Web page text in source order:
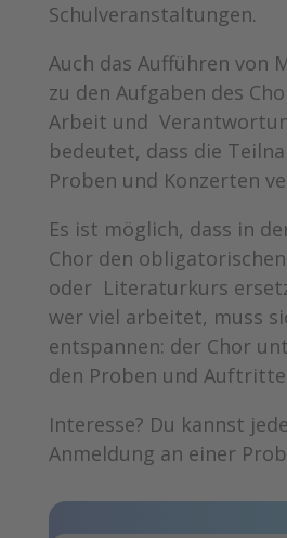
Schulveranstaltungen.
Auch das Aufführen von
zu den Aufgaben des
Arbeit und
bedeutet, dass die
Proben und Konzerten
Es ist möglich, dass in
Chor den
oder Literaturkurs
wer viel arbeitet, muss
entspannen: der Chor
den Proben und
Interesse? Du kannst
Anmeldung an einer